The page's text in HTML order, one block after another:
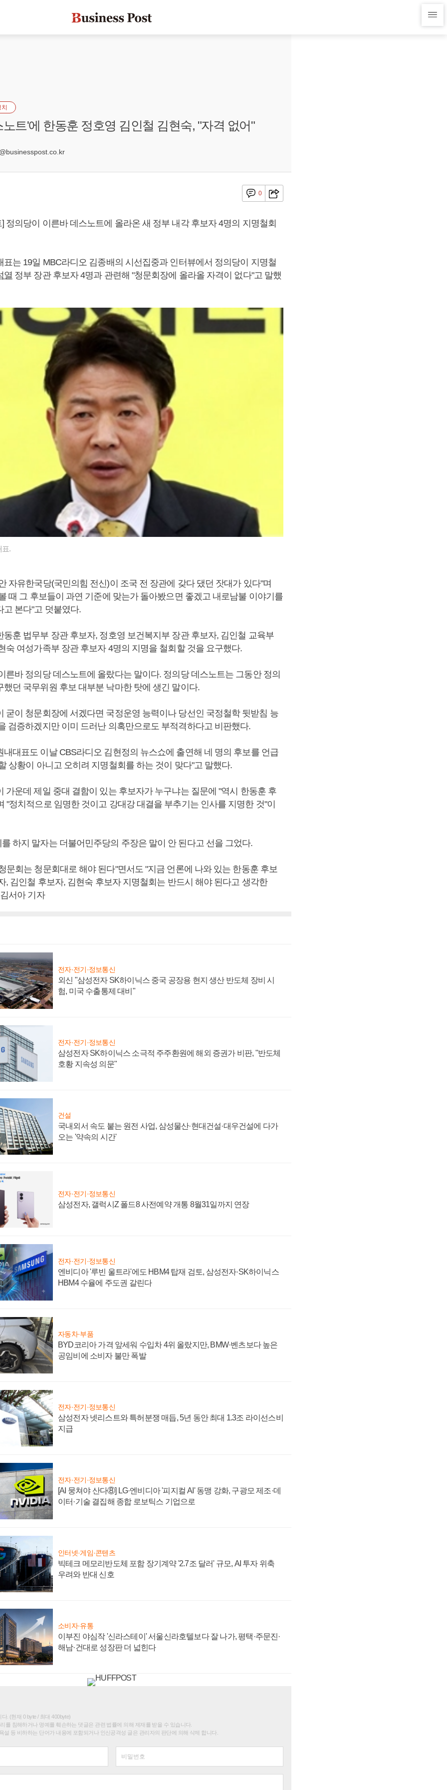
트'에 한동훈 정호영 김인철 김현숙, "자격 없어"
0
정의당이 이른바 데스노트에 올라온 새 정부 내각 후보자 4명의 지명철회
는 19일 MBC라디오 김종배의 시선집중과 인터뷰에서 정의당이 지명철
열 정부 장관 후보자 4명과 관련해 "청문회장에 올라올 자격이 없다"고 말했
.
자유한국당(국민의힘 전신)이 조국 전 장관에 갖다 댔던 잣대가 있다"며
때 그 후보들이 과연 기준에 맞는가 돌아봤으면 좋겠고 내로남불 이야기를
고 본다"고 덧붙였다.
동훈 법무부 장관 후보자, 정호영 보건복지부 장관 후보자, 김인철 교육부
숙 여성가족부 장관 후보자 4명의 지명을 철회할 것을 요구했다.
른바 정의당 데스노트에 올랐다는 말이다. 정의당 데스노트는 그동안 정의
했던 국무위원 후보 대부분 낙마한 탓에 생긴 말이다.
굳이 청문회장에 서겠다면 국정운영 능력이나 당선인 국정철학 뒷받침 능
검증하겠지만 이미 드러난 의혹만으로도 부적격하다고 비판했다.
대표도 이날 CBS라디오 김현정의 뉴스쇼에 출연해 네 명의 후보를 언급
상황이 아니고 오히려 지명철회를 하는 것이 맞다"고 말했다.
가운데 제일 중대 결함이 있는 후보자가 누구냐는 질문에 "역시 한동훈 후
"정치적으로 임명한 것이고 강대강 대결을 부추기는 인사를 지명한 것"이
하지 말자는 더불어민주당의 주장은 말이 안 된다고 선을 그었다.
문회는 청문회대로 해야 된다"면서도 "지금 언론에 나와 있는 한동훈 후보
, 김인철 후보자, 김현숙 후보자 지명철회는 반드시 해야 된다고 생각한
서아 기자
전자·전기·정보통신
외신 "삼성전자 SK하이닉스 중국 공장용 현지 생산 반도체 장비 시
험, 미국 수출통제 대비"
전자·전기·정보통신
삼성전자 SK하이닉스 소극적 주주환원에 해외 증권가 비판, "반도체
호황 지속성 의문"
건설
국내외서 속도 붙는 원전 사업, 삼성물산·현대건설·대우건설에 다가
오는 '약속의 시간'
전자·전기·정보통신
삼성전자, 갤럭시Z 폴드8 사전예약 개통 8월31일까지 연장
전자·전기·정보통신
엔비디아 '루빈 울트라'에도 HBM4 탑재 검토, 삼성전자·SK하이닉스
HBM4 수율에 주도권 갈린다
자동차·부품
BYD코리아 가격 앞세워 수입차 4위 올랐지만, BMW·벤츠보다 높은
공임비에 소비자 불만 폭발
전자·전기·정보통신
삼성전자 넷리스트와 특허분쟁 매듭, 5년 동안 최대 1.3조 라이선스비
지급
전자·전기·정보통신
[AI 뭉쳐야 산다⑧] LG·엔비디아 '피지컬 AI' 동맹 강화, 구광모 제조·데
이터·기술 결집해 종합 로보틱스 기업으로
인터넷·게임·콘텐츠
빅테크 메모리반도체 포함 장기계약 '2.7조 달러' 규모, AI 투자 위축
우려와 반대 신호
소비자·유통
이부진 야심작 '신라스테이' 서울신라호텔보다 잘 나가, 평택·주문진·
해남·건대로 성장판 더 넓힌다
. (현재 0 byte / 최대 400byte)
를 침해하거나 명예를 훼손하는 댓글은 관련 법률에 의해 제재를 받을 수 있습니다.
설 등 비하하는 단어가 내용에 포함되거나 인신공격성 글은 관리자의 판단에 의해 삭제 합니다.